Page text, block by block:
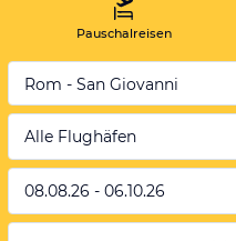
Pauschalreisen
Rom - San Giovanni
Alle Flughäfen
08.08.26 - 06.10.26